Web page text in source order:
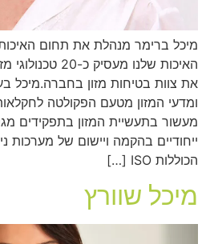
מיכל ברימר מנהלת את תחום
האיכות שלנו
ומדעי המזון מטעם הפקולטה
מעשור בתעשיית המזון בתפקידים
ייחודיים בהקמה ויישום של מערכות
הכוללות ISO […]
מיכל שוורץ